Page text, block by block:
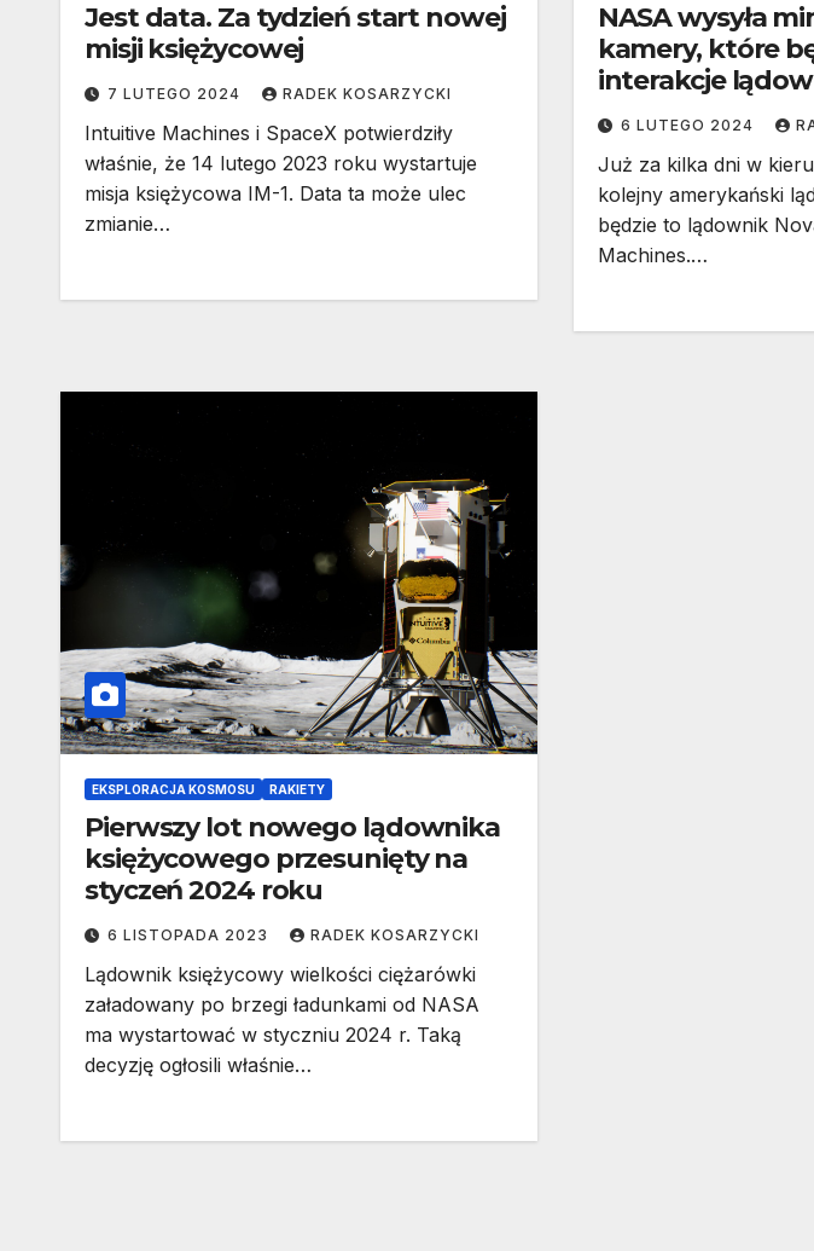
Jest data. Za tydzień start nowej
misji księżycowej
7 LUTEGO 2024 RADEK KOSARZYCKI
Intuitive Machines i SpaceX potwierdziły
właśnie, że 14 lutego 2023 roku wystartuje
misja księżycowa IM-1. Data ta może ulec
zmianie…
NASA wysyła
kamery, które
interakcje
powierzchnią
6 LUTEGO 2024
Już za kilka dni w
kolejny amerykański
będzie to lądownik
Machines.…
EKSPLORACJA KOSMOSU RAKIETY
Pierwszy lot nowego lądownika
księżycowego przesunięty na
styczeń 2024 roku
6 LISTOPADA 2023 RADEK KOSARZYCKI
Lądownik księżycowy wielkości ciężarówki
załadowany po brzegi ładunkami od NASA
ma wystartować w styczniu 2024 r. Taką
decyzję ogłosili właśnie…